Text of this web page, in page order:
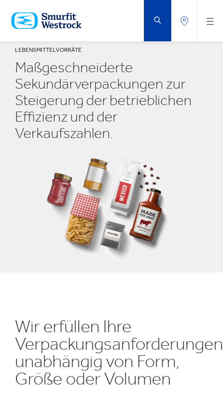
HAUPTINHALT
SPRINGEN
LEBENSMITTELVORRÄTE
Maßgeschneiderte
Sekundärverpackungen zur
Steigerung der betrieblichen
Effizienz und der
Verkaufszahlen.
Wir erfüllen Ihre
unabhängig von Form,
Größe oder Volumen